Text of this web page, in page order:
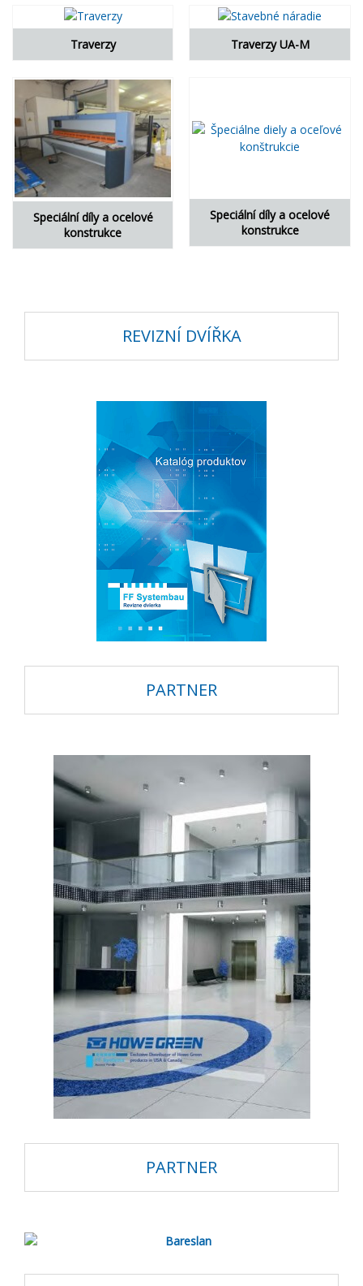
Traverzy Traverzy UA-M
Speciální díly a ocelové
konstrukce
Speciální díly a ocelové
konstrukce
REVIZNÍ DVÍŘKA
PARTNER
PARTNER